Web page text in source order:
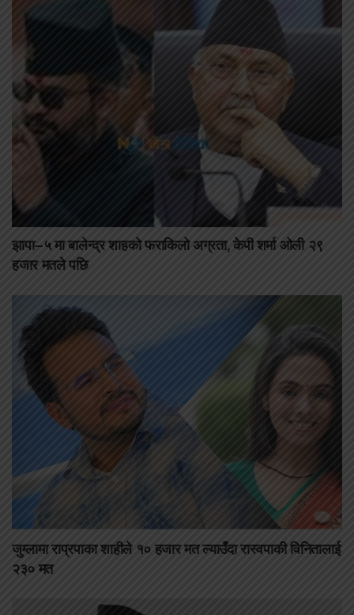
झापा–५ मा बालेन्द्र शाहको फराकिलो अग्रता, केपी शर्मा ओली २९
हजार मतले पछि
जुम्लामा राप्रपाका शाहीले १० हजार मत ल्याउँदा रास्वपाकी विनितालाई
२३० मत